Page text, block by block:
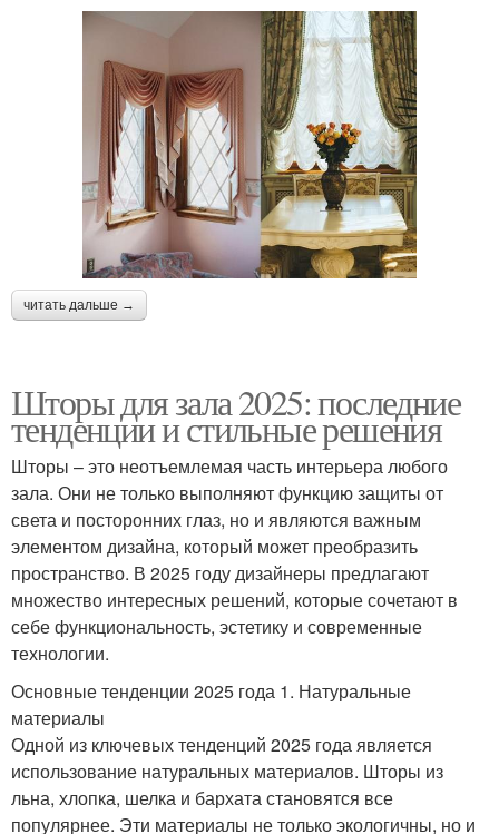
читать дальше →
Шторы для зала 2025: последние
тенденции и стильные решения
Шторы – это неотъемлемая часть интерьера любого
зала. Они не только выполняют функцию защиты от
света и посторонних глаз, но и являются важным
элементом дизайна, который может преобразить
пространство. В 2025 году дизайнеры предлагают
множество интересных решений, которые сочетают в
себе функциональность, эстетику и современные
технологии.
Основные тенденции 2025 года 1. Натуральные
материалы
Одной из ключевых тенденций 2025 года является
использование натуральных материалов. Шторы из
льна, хлопка, шелка и бархата становятся все
популярнее. Эти материалы не только экологичны, но и